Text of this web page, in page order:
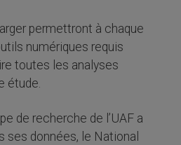
permettront à chaque
numériques requis
toutes les analyses
étude.
de recherche de l’UAF a
ses données, le National